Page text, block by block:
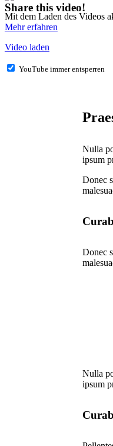
Share this video!
Mit dem Laden des Videos
Mehr erfahren
Video laden
YouTube immer entsperren
Nulla
ipsum
Donec
Donec
Nulla
ipsum